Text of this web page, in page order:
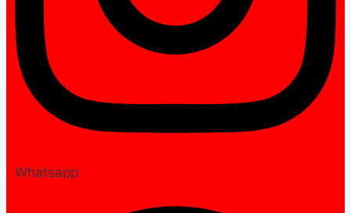
Whatsapp